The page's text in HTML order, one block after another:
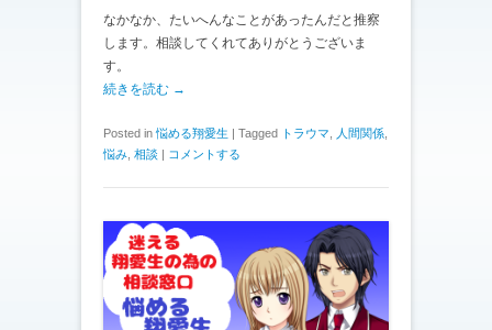
なかなか、たいへんなことがあったんだと推察
します。相談してくれてありがとうございま
す。
続きを読む →
Posted in悩める翔愛生 | Tagged トラウマ 人間関係
悩み 相談 | コメントする